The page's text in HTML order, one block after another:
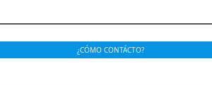
¿CÓMO CONTÁCTO?